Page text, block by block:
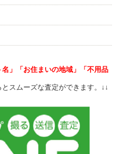
」「お住まいの地域」「不用品
スムーズな査定ができます。↓↓